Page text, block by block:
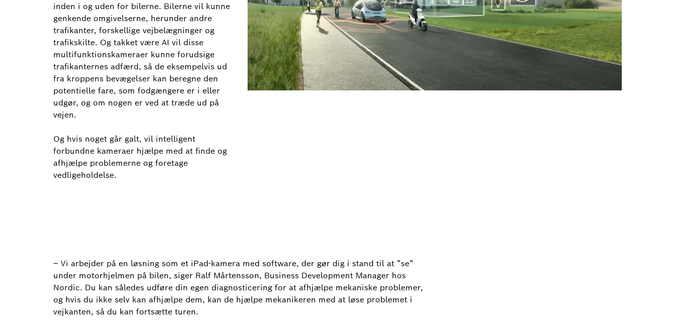
inden i og uden for bilerne. Bilerne vil kunne
genkende omgivelserne, herunder andre
trafikanter, forskellige vejbelægninger og
trafikskilte. Og takket være AI vil disse
multifunktionskameraer kunne forudsige
trafikanternes adfærd, så de eksempelvis ud
fra kroppens bevægelser kan beregne den
potentielle fare, som fodgængere er i eller
udgør, og om nogen er ved at træde ud på
vejen.
Og hvis noget går galt, vil intelligent
forbundne kameraer hjælpe med at finde og
afhjælpe problemerne og foretage
vedligeholdelse.
– Vi arbejder på en løsning som et iPad-kamera med software, der gør dig i stand til at ”se”
under motorhjelmen på bilen, siger Ralf Mårtensson, Business Development Manager hos
Nordic. Du kan således udføre din egen diagnosticering for at afhjælpe mekaniske problemer,
og hvis du ikke selv kan afhjælpe dem, kan de hjælpe mekanikeren med at løse problemet i
vejkanten, så du kan fortsætte turen.